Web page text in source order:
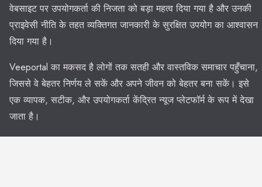
वेबसाइट पर उपयोगकर्ता की निजता को बड़ा महत्व दिया गया है और उनकी
प्राइवेसी नीति के तहत व्यक्तिगत जानकारी के सुरक्षित उपयोग का आश्वासन
दिया गया है।
Veeportal का मकसद है लोगों तक सतही और वास्तविक समाचार पहुँचाना,
जिससे वे बेहतर निर्णय ले सकें और अपने जीवन को बेहतर बना सकें। इसे
एक व्यापक, सटीक, और उपयोगकर्ता केंद्रित न्यूज प्लेटफॉर्म के रूप में देखा
जाता है।